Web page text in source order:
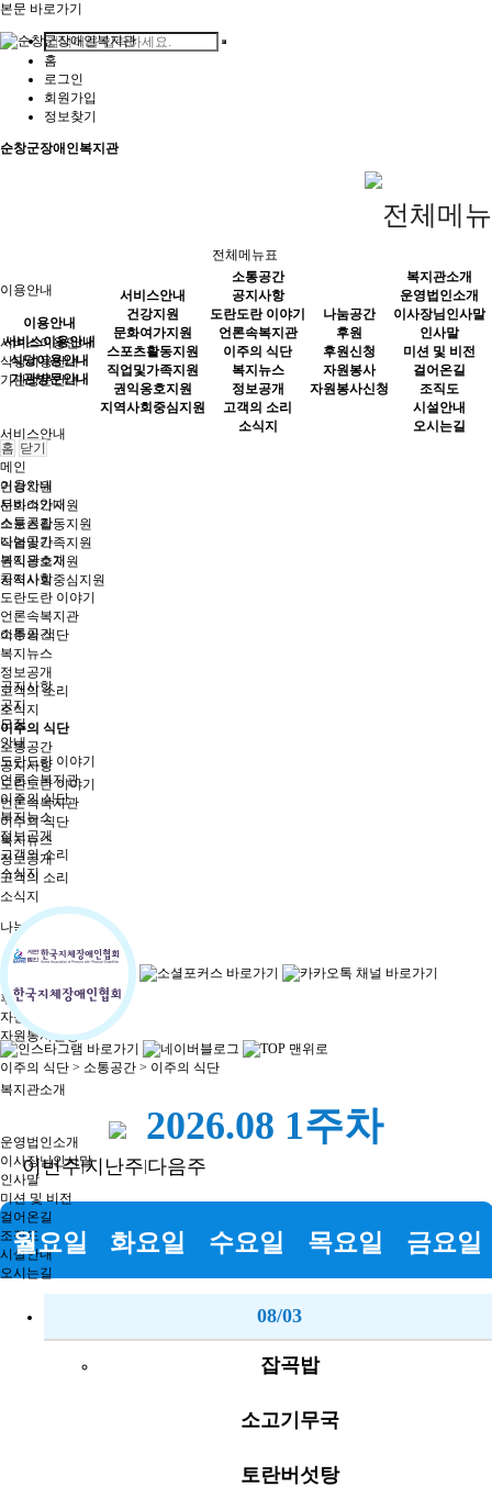
본문 바로가기
홈
로그인
회원가입
정보찾기
순창군장애인복지관
이용안내
서비스이용안내
식당이용안내
기관방문안내
서비스안내
건강지원
문화여가지원
스포츠활동지원
직업및가족지원
권익옹호지원
지역사회중심지원
소통공간
공지사항
공지
모집
안내
도란도란 이야기
언론속복지관
이주의 식단
복지뉴스
정보공개
고객의 소리
소식지
나눔공간
후원신청
자원봉사
자원봉사신청
복지관소개
운영법인소개
이사장님인사말
인사말
미션 및 비전
걸어온길
조직도
시설안내
오시는길
전체메뉴표
이용안내
서비스이용안내
식당이용안내
기관방문안내
서비스안내
건강지원
문화여가지원
스포츠활동지원
직업및가족지원
권익옹호지원
지역사회중심지원
소통공간
공지사항
도란도란 이야기
언론속복지관
이주의 식단
복지뉴스
정보공개
고객의 소리
소식지
나눔공간
후원
후원신청
자원봉사
자원봉사신청
복지관소개
운영법인소개
이사장님인사말
인사말
미션 및 비전
걸어온길
조직도
시설안내
오시는길
홈 닫기
메인
이용안내
서비스안내
소통공간
나눔공간
복지관소개
공지사항
도란도란 이야기
언론속복지관
이주의 식단
복지뉴스
정보공개
고객의 소리
소식지
이주의 식단
소통공간
공지사항
도란도란 이야기
언론속복지관
이주의 식단
복지뉴스
정보공개
고객의 소리
소식지
이주의 식단 > 소통공간 > 이주의 식단
2026.08 1주차
이번주|지난주 다음주
월요일 화요일 수요일 목요일 금요일
08/03
잡곡밥
소고기무국
토란버섯탕